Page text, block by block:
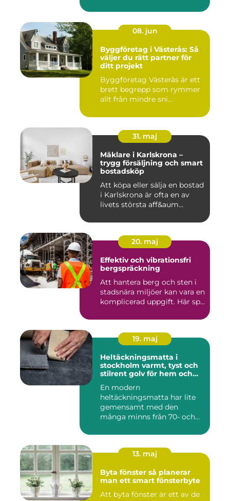
08. jun
Byggföretag i Västerås: Så
väljer du rätt partner för
ditt projekt
Byggföretag Västerås är ett
brett begrepp som rymmer
allt från mindre sni...
31. maj
Mäklare i Karlskrona –
trygg försäljning och smart
bostadsköp
Att köpa eller sälja en bostad
i Karlskrona är ofta en av
livets största aff&aum...
20. maj
Effektiv och vibrationsfri
bergspräckning
Att hantera berg och sten i
stadsnära miljöer kan vara en
komplicerad uppgift. Här sp...
19. maj
Heltäckningsmatta i
stockholm varmt, tyst och
stilrent golv för hem och
En modern
heltäckningsmatta har lite
gemensamt med den
många minns från 70- och
13. maj
Byta fönster så planerar
man ett smart fönsterbyte
Att byta fönster är ett av de